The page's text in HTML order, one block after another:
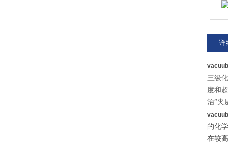
详
三级
度和
治”夹
的化
在较